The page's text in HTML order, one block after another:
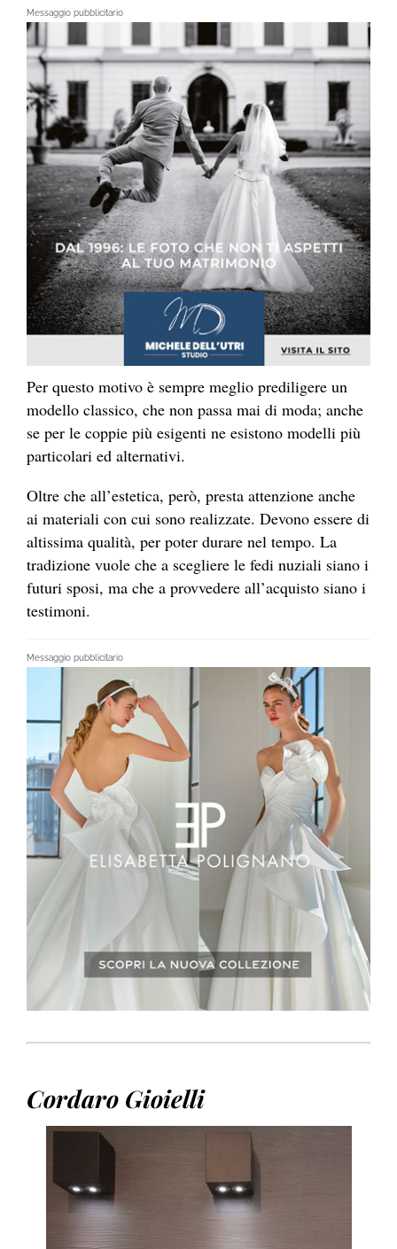
Messaggio pubblicitario
Per questo motivo è sempre meglio prediligere un
modello classico, che non passa mai di moda; anche
se per le coppie più esigenti ne esistono modelli più
particolari ed alternativi.
Oltre che all’estetica, però, presta attenzione anche
ai materiali con cui sono realizzate. Devono essere di
altissima qualità, per poter durare nel tempo. La
tradizione vuole che a scegliere le fedi nuziali siano i
futuri sposi, ma che a provvedere all’acquisto siano i
testimoni.
Messaggio pubblicitario
Cordaro Gioielli